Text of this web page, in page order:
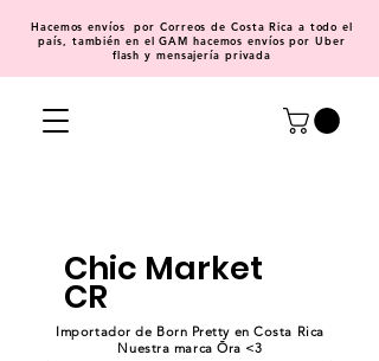
Hacemosenvíos por Correos de Costa Rica a todo el
país, también en el GAM hacemos envíos por Uber
flash y mensajería privada
Chic Market
CR
Importador de Born Pretty en Costa Rica
Nuestra marca Ōra <3